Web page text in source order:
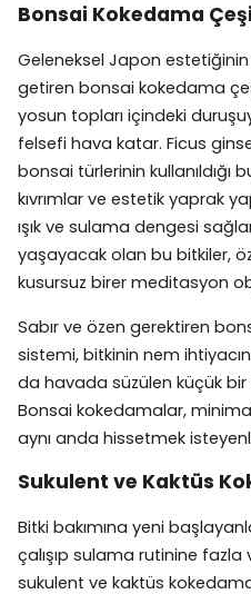
Bonsai Kokedama
Geleneksel Japon estetiğinin
getiren bonsai kokedama
yosun topları içindeki
felsefi hava katar. Ficus
bonsai türlerinin kullanıldığı
kıvrımlar ve estetik yaprak
ışık ve sulama dengesi
yaşayacak olan bu bitkiler,
kusursuz birer meditasyon
Sabır ve özen gerektiren
sistemi, bitkinin nem
da havada süzülen küçük bir
Bonsai kokedamalar,
aynı anda hissetmek
Sukulent ve Kaktüs
Bitki bakımına yeni
çalışıp sulama rutinine
sukulent ve kaktüs